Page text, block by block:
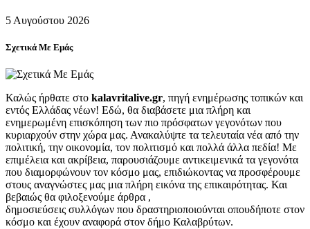
5 Αυγούστου 2026
Σχετικά Με Εμάς
Καλώς ήρθατε στο kalavritalive.gr, πηγή ενημέρωσης τοπικών και
εντός Ελλάδας νέων! Εδώ, θα διαβάσετε μια πλήρη και
ενημερωμένη επισκόπηση των πιο πρόσφατων γεγονότων που
κυριαρχούν στην χώρα μας. Ανακαλύψτε τα τελευταία νέα από την
πολιτική, την οικονομία, τον πολιτισμό και πολλά άλλα πεδία! Με
επιμέλεια και ακρίβεια, παρουσιάζουμε αντικειμενικά τα γεγονότα
που διαμορφώνουν τον κόσμο μας, επιδιώκοντας να προσφέρουμε
στους αναγνώστες μας μια πλήρη εικόνα της επικαιρότητας. Και
βεβαιώς θα φιλοξενούμε άρθρα ,
δημοσιεύσεις συλλόγων που δραστηριοποιούνται οπουδήποτε στον
κόσμο και έχουν αναφορά στον δήμο Καλαβρύτων.